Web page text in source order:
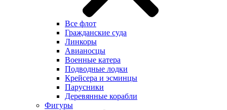
Все флот
Гражданские суда
Линкоры
Авианосцы
Военные катера
Подводные лодки
Крейсера и эсминцы
Парусники
Деревянные корабли
Фигуры